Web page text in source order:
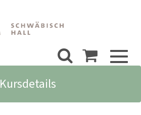
Kursdetails